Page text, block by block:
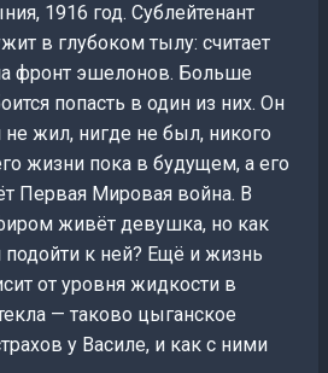
1916 год. Сублейтенант
в глубоком тылу: считает
фронт эшелонов. Больше
попасть в один из них. Он
не жил, нигде не был, никого
жизни пока в будущем, а его
Первая Мировая война. В
живёт девушка, но как
подойти к ней? Ещё и жизнь
от уровня жидкости в
— таково цыганское
у Василе, и как с ними